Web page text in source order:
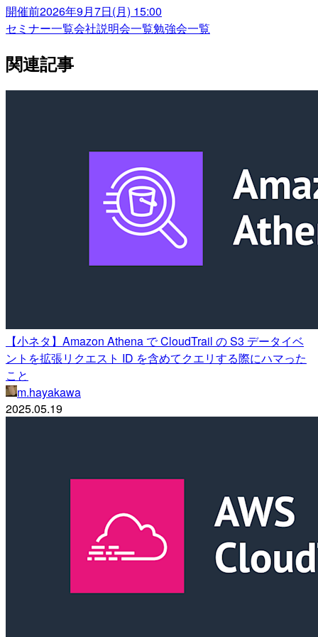
開催前2026年9月7日(月) 15:00
セミナー一覧会社説明会一覧勉強会一覧
関連記事
【小ネタ】Amazon Athena で CloudTrail の S3 データイベ
ントを拡張リクエスト ID を含めてクエリする際にハマった
こと
m.hayakawa
2025.05.19